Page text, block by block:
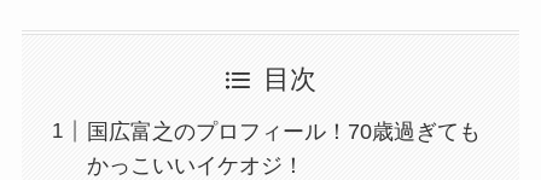
目次
国広富之のプロフィール！70歳過ぎても
かっこいいイケオジ！